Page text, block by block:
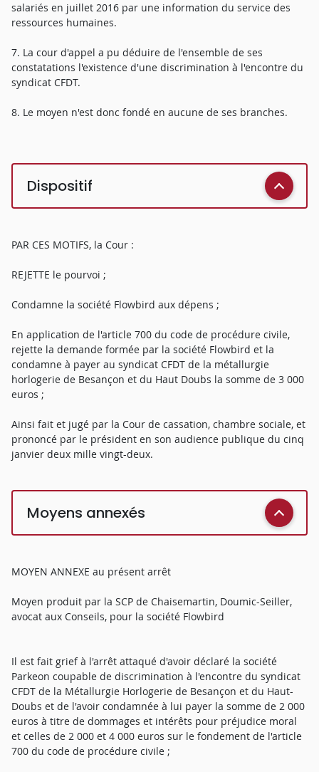
salariés en juillet 2016 par une information du service des
ressources humaines.
7. La cour d'appel a pu déduire de l'ensemble de ses
constatations l'existence d'une discrimination à l'encontre du
syndicat CFDT.
8. Le moyen n'est donc fondé en aucune de ses branches.
Dispositif
PAR CES MOTIFS, la Cour :
REJETTE le pourvoi ;
Condamne la société Flowbird aux dépens ;
En application de l'article 700 du code de procédure civile,
rejette la demande formée par la société Flowbird et la
condamne à payer au syndicat CFDT de la métallurgie
horlogerie de Besançon et du Haut Doubs la somme de 3 000
euros ;
Ainsi fait et jugé par la Cour de cassation, chambre sociale, et
prononcé par le président en son audience publique du cinq
janvier deux mille vingt-deux.
Moyens annexés
MOYEN ANNEXE au présent arrêt
Moyen produit par la SCP de Chaisemartin, Doumic-Seiller,
avocat aux Conseils, pour la société Flowbird
Il est fait grief à l'arrêt attaqué d'avoir déclaré la société
Parkeon coupable de discrimination à l'encontre du syndicat
CFDT de la Métallurgie Horlogerie de Besançon et du Haut-
Doubs et de l'avoir condamnée à lui payer la somme de 2 000
euros à titre de dommages et intérêts pour préjudice moral
et celles de 2 000 et 4 000 euros sur le fondement de l'article
700 du code de procédure civile ;